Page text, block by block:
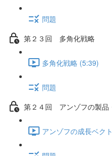
問題
第２３回 多角化戦略
多角化戦略 (5:39)
問題
第２４回 アンゾフの製品
アンゾフの成長ベク